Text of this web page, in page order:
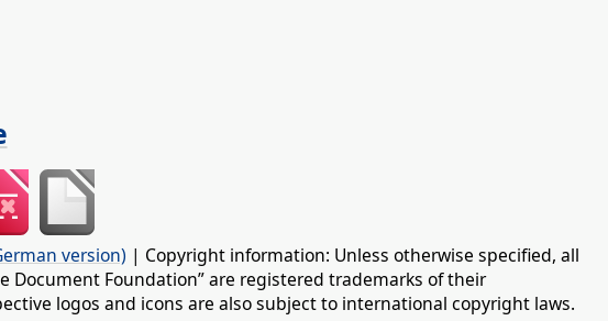
version) | Copyright information: Unless otherwise specified, all
Document Foundation” are registered trademarks of their
logos and icons are also subject to international copyright laws.